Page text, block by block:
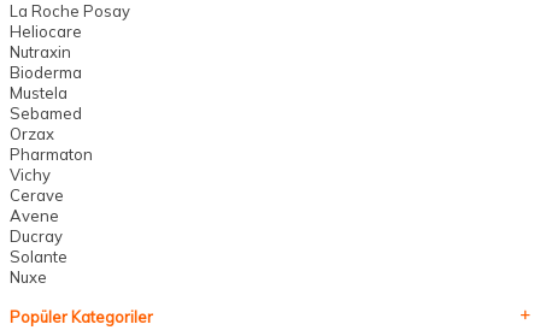
La Roche Posay
Heliocare
Nutraxin
Bioderma
Mustela
Sebamed
Orzax
Pharmaton
Vichy
Cerave
Avene
Ducray
Solante
Nuxe
Popüler Kategoriler